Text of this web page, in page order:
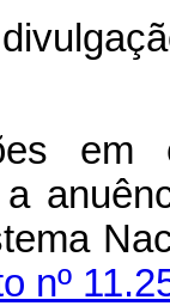
em
nº